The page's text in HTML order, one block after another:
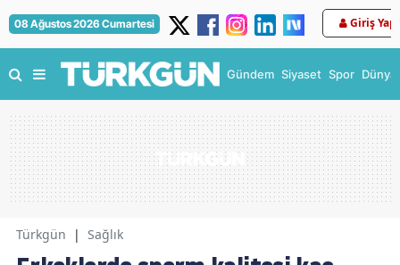
08 Ağustos 2026 Cumartesi Giriş Yap
Gündem Siyaset Spor Dünya
Türkgün | Sağlık